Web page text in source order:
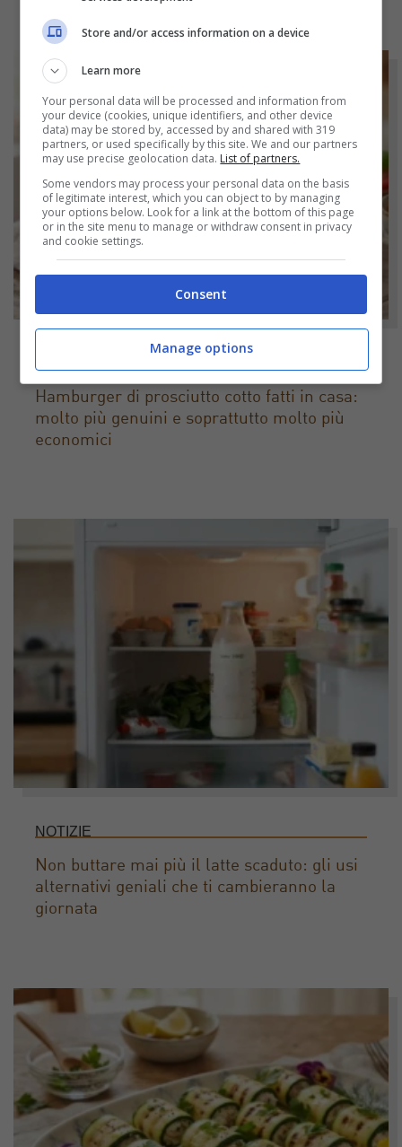
Hamburger di prosciutto cotto fatti in casa:
molto più genuini e soprattutto molto più
economici
NOTIZIE
Non buttare mai più il latte scaduto: gli usi
alternativi geniali che ti cambieranno la
giornata
Store and/or access information on a device
Learn more
Your personal data will be processed and information from
your device (cookies, unique identifiers, and other device
data) may be stored by, accessed by and shared with 319
partners, or used specifically by this site. We and our partners
may use precise geolocation data. List of partners.
Some vendors may process your personal data on the basis
of legitimate interest, which you can object to by managing
your options below. Look for a link at the bottom of this page
or in the site menu to manage or withdraw consent in privacy
and cookie settings.
Consent
Manage options